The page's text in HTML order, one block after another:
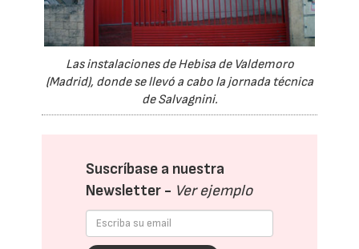
Las instalaciones de Hebisa de Valdemoro
(Madrid), donde se llevó a cabo la jornada técnica
de Salvagnini.
Suscríbase a nuestra
Newsletter - Ver ejemplo